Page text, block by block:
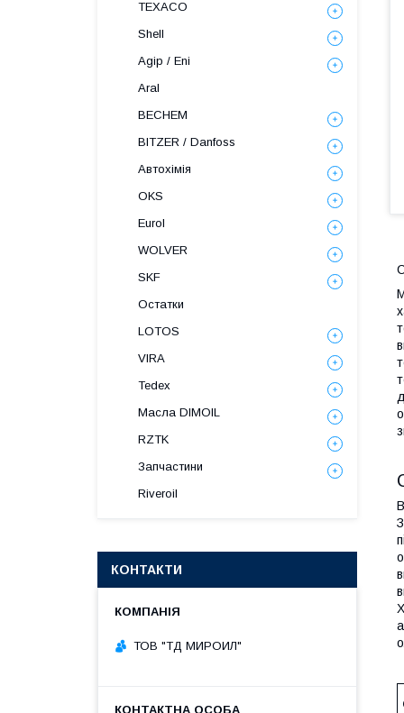
TEXACO
Shell
Agip / Eni
Aral
BECHEM
BITZER / Danfoss
Автохімія
OKS
Eurol
WOLVER
SKF
Остатки
LOTOS
VIRA
Tedex
Масла DIMOIL
RZTK
Запчастини
Riveroil
КОНТАКТИ
ТОВ "ТД МИРОИЛ"